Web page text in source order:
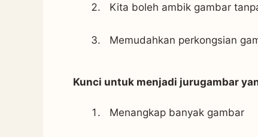
Kita boleh ambik gambar
Memudahkan perkongsian
Kunci untuk menjadi jurugambar
Menangkap banyak gambar